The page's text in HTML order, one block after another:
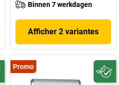
Binnen 7 werkdagen
Afficher 2 variantes
Promo